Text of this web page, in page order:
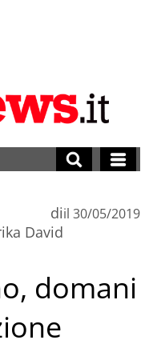
di
David
il 30/05/2019
domani